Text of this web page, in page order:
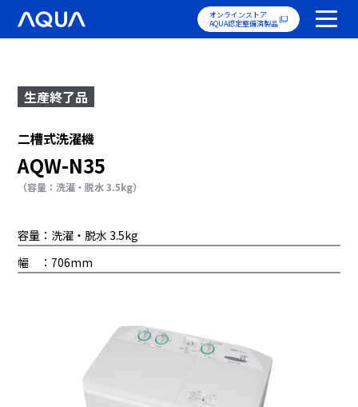
オンラインストア
AQUA認定整備済製品
生産終了品
二槽式洗濯機
AQW-N35
（容量：洗濯・脱水 3.5kg）
容量：洗濯・脱水 3.5kg
幅 ：706mm